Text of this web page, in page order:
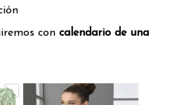
con calendario de una